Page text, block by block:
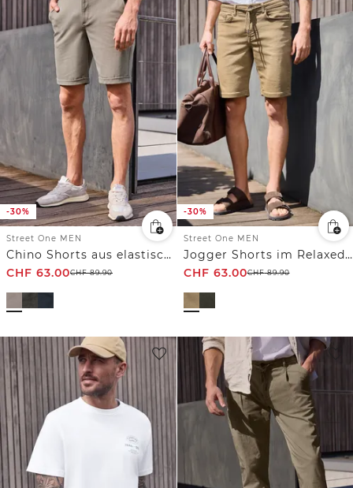
-30%
Street One MEN
Chino Shorts aus elastischem Jersey mit Flexbund
CHF 63.00CHF89.90
-30%
Street One MEN
Jogger Shorts im Relaxed Fit
CHF 63.00CHF89.90